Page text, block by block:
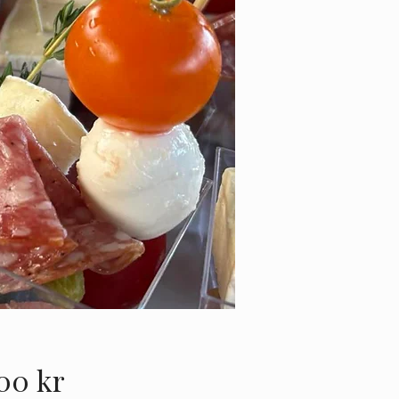
krPris